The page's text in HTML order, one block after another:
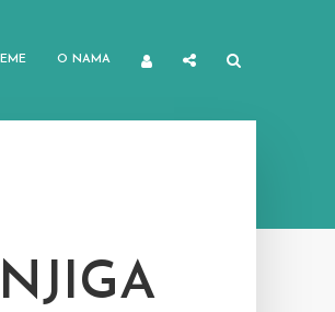
O NAMA